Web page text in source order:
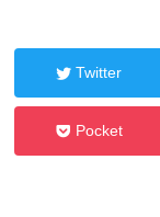
Twitter
Pocket